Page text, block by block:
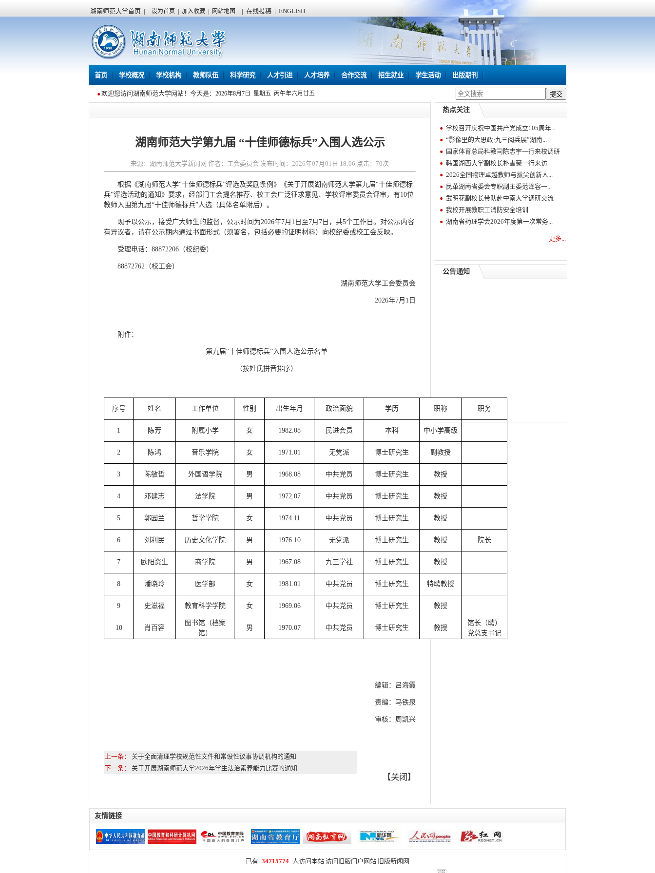
湖南师范大学首页 | 设为首页 加入收藏 网站地图 | 在线投稿 | ENGLISH
首页 学校概况 学校机构 教师队伍 科学研究 人才引进 人才培养 合作交流 招生就业 学生活动 出版期刊
欢迎您访问湖南师范大学网站！今天是： 2026年8月7日 星期五 丙午年六月廿五
湖南师范大学第九届 “十佳师德标兵”入围人选公示
来源：湖南师范大学新闻网 作者：工会委员会 发布时间：2026年07月01日 18:06 点击： 70次
根据《湖南师范大学“十佳师德标兵”评选及奖励条例》《关于开展湖南师范大学第九届“十佳师德标
兵”评选活动的通知》要求，经部门工会提名推荐、校工会广泛征求意见、学校评审委员会评审，有10位
教师入围第九届“十佳师德标兵”人选（具体名单附后）。
现予以公示，接受广大师生的监督，公示时间为2026年7月1日至7月7日，共5个工作日。对公示内容
有异议者，请在公示期内通过书面形式（须署名，包括必要的证明材料）向校纪委或校工会反映。
受理电话：88872206（校纪委）
88872762（校工会）
湖南师范大学工会委员会
2026年7月1日
附件：
第九届“十佳师德标兵”入围人选公示名单
（按姓氏拼音排序）
序号 姓名 工作单位 性别 出生年月 政治面貌 学历 职称 职务
1 陈芳 附属小学 女 1982.08 民进会员 本科 中小学高级
2 陈鸿 音乐学院 女 1971.01 无党派 博士研究生 副教授
3 陈敏哲 外国语学院 男 1968.08 中共党员 博士研究生 教授
4 邓建志 法学院 男 1972.07 中共党员 博士研究生 教授
5 郭园兰 哲学学院 女 1974.11 中共党员 博士研究生 教授
6 刘利民 历史文化学院 男 1976.10 无党派 博士研究生 教授 院长
7 欧阳资生 商学院 男 1967.08 九三学社 博士研究生 教授
8 潘晓玲 医学部 女 1981.01 中共党员 博士研究生 特聘教授
9 史滋福 教育科学学院 女 1969.06 中共党员 博士研究生 教授
10 肖百容
图书馆（档案
馆）
男 1970.07 中共党员 博士研究生 教授
馆长（聘）
党总支书记
编辑：吕海霞
责编：马铁泉
审核：周凯兴
上一条： 关于全面清理学校规范性文件和常设性议事协调机构的通知
下一条： 关于开展湖南师范大学2026年学生法治素养能力比赛的通知
【关闭 】
热点关注
学校召开庆祝中国共产党成立105周年...
“影像里的大思政·九三阅兵展”湖南...
国家体育总局科教司陈志宇一行来校调研
韩国湖西大学副校长朴雪豪一行来访
2026全国物理卓越教师与拔尖创新人...
民革湖南省委会专职副主委范泽容一...
武明花副校长带队赴中南大学调研交流
我校开展教职工消防安全培训
湖南省药理学会2026年度第一次常务...
更多...
公告通知
友情链接
已有 34715774 人访问本站 访问旧版门户网站 旧版新闻网